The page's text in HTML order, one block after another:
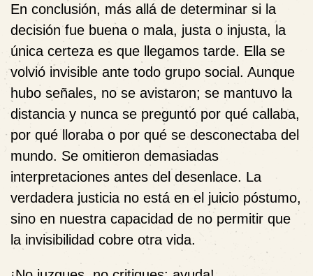
En conclusión, más allá de determinar si la
decisión fue buena o mala, justa o injusta, la
única certeza es que
llegamos tarde. Ella se
volvió invisible ante todo grupo social. Aunque
hubo señales, no se avistaron; se mantuvo la
distancia y nunca se preguntó por qué callaba,
por qué lloraba o por qué se desconectaba del
mundo. Se omitieron demasiadas
interpretaciones antes del desenlace. La
verdadera justicia no está en el juicio póstumo,
sino en nuestra capacidad de no permitir que
la invisibilidad cobre otra vida.